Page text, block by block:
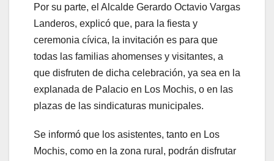
Por su parte, el Alcalde Gerardo Octavio Vargas
Landeros, explicó que, para la fiesta y
ceremonia cívica, la invitación es para que
todas las familias ahomenses y visitantes, a
que disfruten de dicha celebración, ya sea en la
explanada de Palacio en Los Mochis, o en las
plazas de las sindicaturas municipales.
Se informó que los asistentes, tanto en Los
Mochis, como en la zona rural, podrán disfrutar